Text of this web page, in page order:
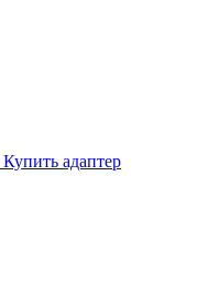
Купить адаптер